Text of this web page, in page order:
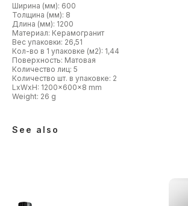
Ширина (мм): 600
Толщина (мм): 8
Длина (мм): 1200
Материал: Керамогранит
Вес упаковки: 26,51
Кол-во в 1 упаковке (м2): 1,44
Поверхность: Матовая
Количество лиц: 5
Количество шт. в упаковке: 2
LxWxH: 1200x600x8 mm
Weight: 26 g
See also